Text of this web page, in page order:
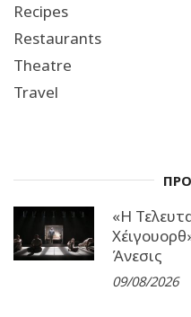
Recipes
Restaurants
Theatre
Travel
«Η
Άνεσις
09/08/2026